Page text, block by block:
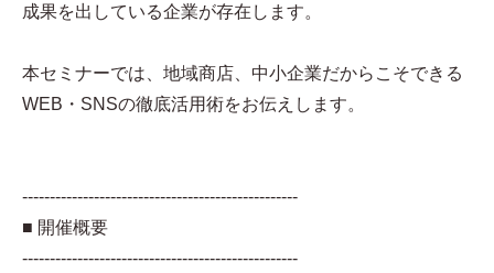
成果を出している企業が存在します。
本セミナーでは、地域商店、中小企業だからこそできる
WEB・SNSの徹底活用術をお伝えします。
--------------------------------------------------
■ 開催概要
--------------------------------------------------